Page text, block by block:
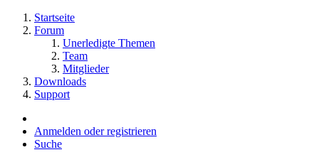
Startseite
Forum
Unerledigte Themen
Team
Mitglieder
Downloads
Support
Anmelden oder registrieren
Suche